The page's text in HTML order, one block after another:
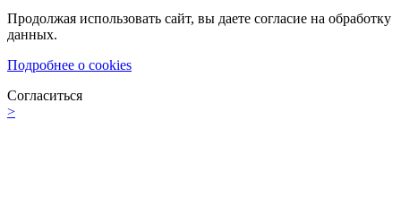
Продолжая использовать сайт, вы даете согласие на обработку
данных.
Подробнее о cookies
Согласиться
>